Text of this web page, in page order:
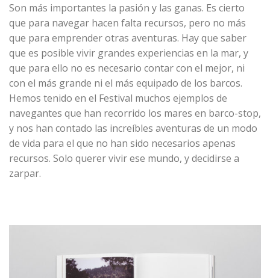
Son más importantes la pasión y las ganas. Es cierto
que para navegar hacen falta recursos, pero no más
que para emprender otras aventuras. Hay que saber
que es posible vivir grandes experiencias en la mar, y
que para ello no es necesario contar con el mejor, ni
con el más grande ni el más equipado de los barcos.
Hemos tenido en el Festival muchos ejemplos de
navegantes que han recorrido los mares en barco-stop,
y nos han contado las increíbles aventuras de un modo
de vida para el que no han sido necesarios apenas
recursos. Solo querer vivir ese mundo, y decidirse a
zarpar.